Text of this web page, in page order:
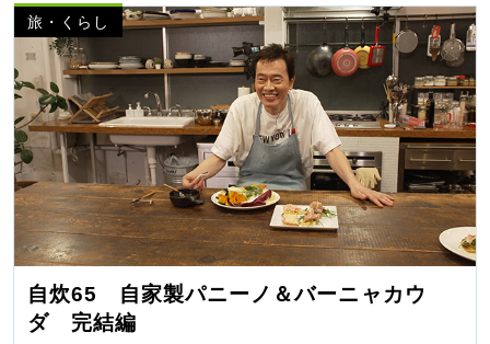
旅・くらし
自炊65 自家製パニーノ＆バーニャカウ
ダ 完結編